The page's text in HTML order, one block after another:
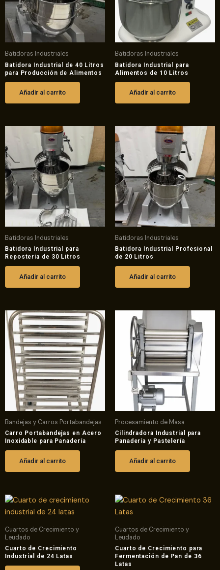
Batidoras Industriales
Batidora Industrial de 40 Litros
para Producción de Alimentos
Añadir al carrito
Batidoras Industriales
Batidora Industrial para
Alimentos de 10 Litros
Añadir al carrito
Batidoras Industriales
Batidora Industrial para
Repostería de 30 Litros
Añadir al carrito
Batidoras Industriales
Batidora Industrial Profesional
de 20 Litros
Añadir al carrito
Bandejas y Carros Portabandejas
Carro Portabandejas en Acero
Inoxidable para Panadería
Añadir al carrito
Procesamiento de Masa
Cilindradora Industrial para
Panadería y Pastelería
Añadir al carrito
Cuartos de Crecimiento y
Leudado
Cuarto de Crecimiento
Industrial de 24 Latas
Cuartos de Crecimiento y
Leudado
Cuarto de Crecimiento para
Fermentación de Pan de 36
Latas